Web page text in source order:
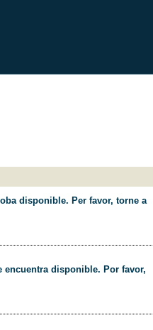
disponible. Per favor, torne a
disponible. Por favor,